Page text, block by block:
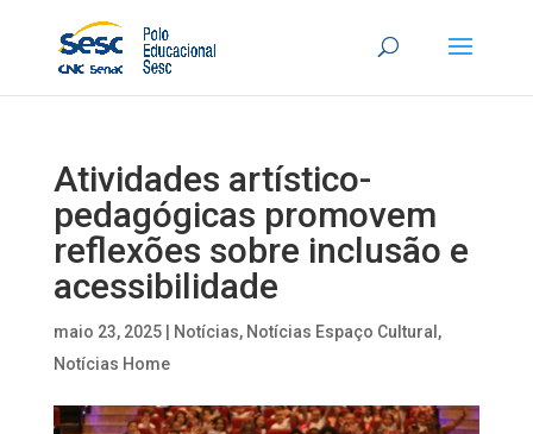
Atividades artístico-
pedagógicas promovem
reflexões sobre inclusão e
acessibilidade
maio 23, 2025| Notícias, Notícias Espaço Cultural ,
Notícias Home